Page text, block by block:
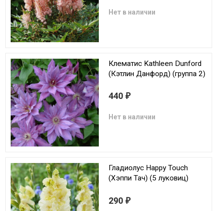
Нет в наличии
Клематис Kathleen Dunford
(Кэтлин Данфорд) (группа 2)
440 ₽
Нет в наличии
Гладиолус Happy Touch
(Хэппи Тач) (5 луковиц)
290 ₽